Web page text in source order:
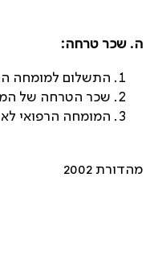
ה. שכר טרחה:
התשלום למומחה
שכר הטרחה של
המומחה הרפואי
מהדורת 2002